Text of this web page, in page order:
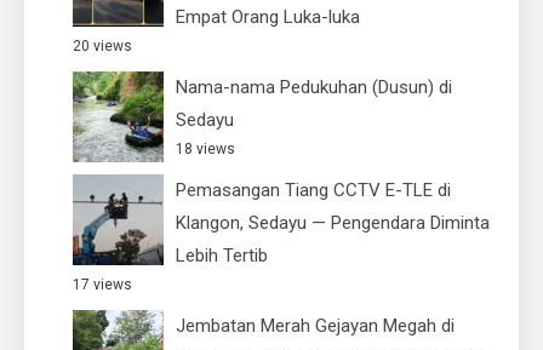
Empat Orang Luka-luka
20 views
Nama-nama Pedukuhan (Dusun) di
Sedayu
18 views
Pemasangan Tiang CCTV E-TLE di
Klangon, Sedayu — Pengendara Diminta
Lebih Tertib
17 views
Jembatan Merah Gejayan Megah di